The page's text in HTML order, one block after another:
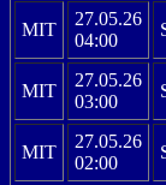
MIT
27.05.26
04:00
MIT
27.05.26
03:00
MIT
27.05.26
02:00